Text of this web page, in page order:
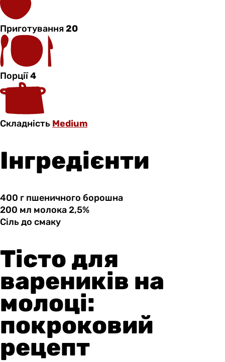
Приготування20
Порції4
Складність Medium
Інгредієнти
400 г пшеничного борошна
200 мл молока2,5%
Сіль до смаку
Тісто для
вареників на
молоці:
покроковий
рецепт